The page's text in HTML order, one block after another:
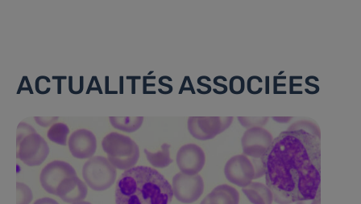
ACTUALITÉS ASSOCIÉES